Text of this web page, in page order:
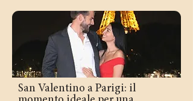
San Valentino a Parigi: il